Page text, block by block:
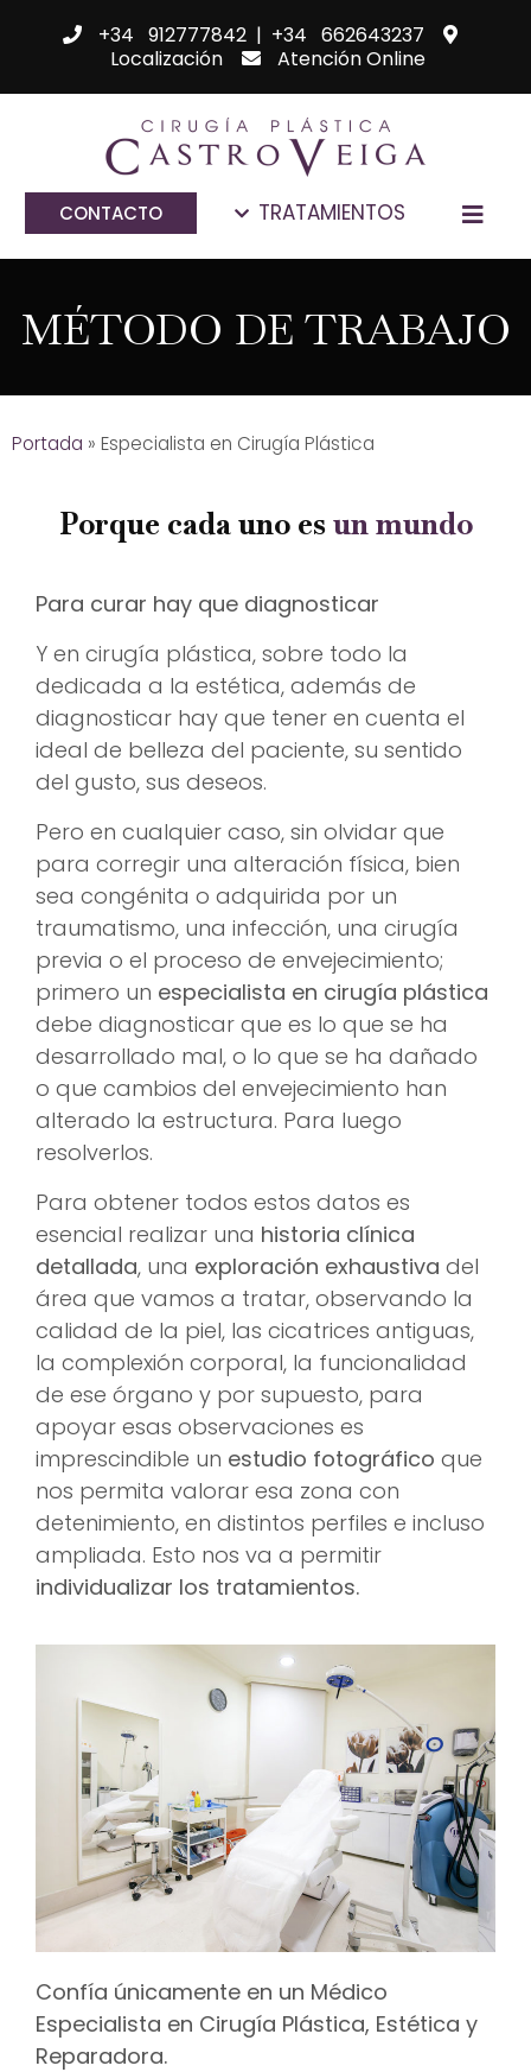
+34 912777842| +34 662643237
Localización
Atención Online
CONTACTO TRATAMIENTOS
MÉTODO DE TRABAJO
Portada » Especialista en Cirugía Plástica
Porque cada uno es un mundo
Para curar hay que diagnosticar
Y en cirugía plástica, sobre todo la
dedicada a la estética, además de
diagnosticar hay que tener en cuenta el
ideal de belleza del paciente, su sentido
del gusto, sus deseos.
Pero en cualquier caso, sin olvidar que
para corregir una alteración física, bien
sea congénita o adquirida por un
traumatismo, una infección, una cirugía
previa o el proceso de envejecimiento;
primero un especialista en cirugía plástica
debe diagnosticar que es lo que se ha
desarrollado mal, o lo que se ha dañado
o que cambios del envejecimiento han
alterado la estructura. Para luego
resolverlos.
Para obtener todos estos datos es
esencial realizar una historia clínica
detallada, una exploración exhaustiva del
área que vamos a tratar, observando la
calidad de la piel, las cicatrices antiguas,
la complexión corporal, la funcionalidad
de ese órgano y por supuesto, para
apoyar esas observaciones es
imprescindible un estudio fotográfico que
nos permita valorar esa zona con
detenimiento, en distintos perfiles e incluso
ampliada. Esto nos va a permitir
individualizar los tratamientos.
Confía únicamente en un Médico
Especialista en Cirugía Plástica, Estética y
Reparadora.